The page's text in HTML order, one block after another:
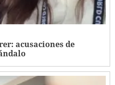
acusaciones de